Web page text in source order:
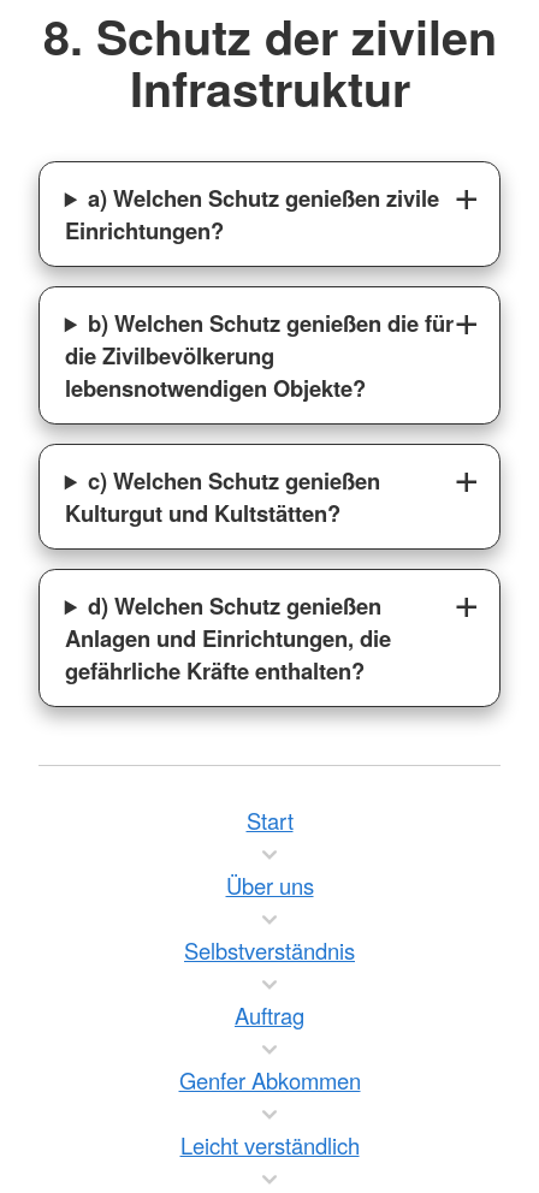
8. Schutz der zivilen
Infrastruktur
a) Welchen Schutz genießen zivile
Einrichtungen?
b) Welchen Schutz genießen die für
die Zivilbevölkerung
lebensnotwendigen Objekte?
c) Welchen Schutz genießen
Kulturgut und Kultstätten?
d) Welchen Schutz genießen
Anlagen und Einrichtungen, die
gefährliche Kräfte enthalten?
Start
Über uns
Selbstverständnis
Auftrag
Genfer Abkommen
Leicht verständlich